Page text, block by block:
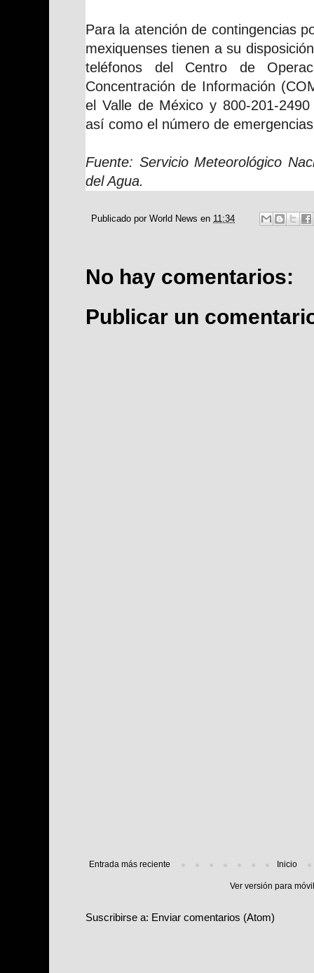
Para la atención de contingencias
mexiquenses tienen a su
teléfonos del Centro de
Concentración de Información
el Valle de México y 800-201-
así como el número de
Fuente: Servicio Meteorológico
del Agua.
Publicado por World News en 11:34
No hay comentarios:
Publicar un
Entrada más reciente Inicio
Ver versión para
Suscribirse a: Enviar comentarios (Atom)